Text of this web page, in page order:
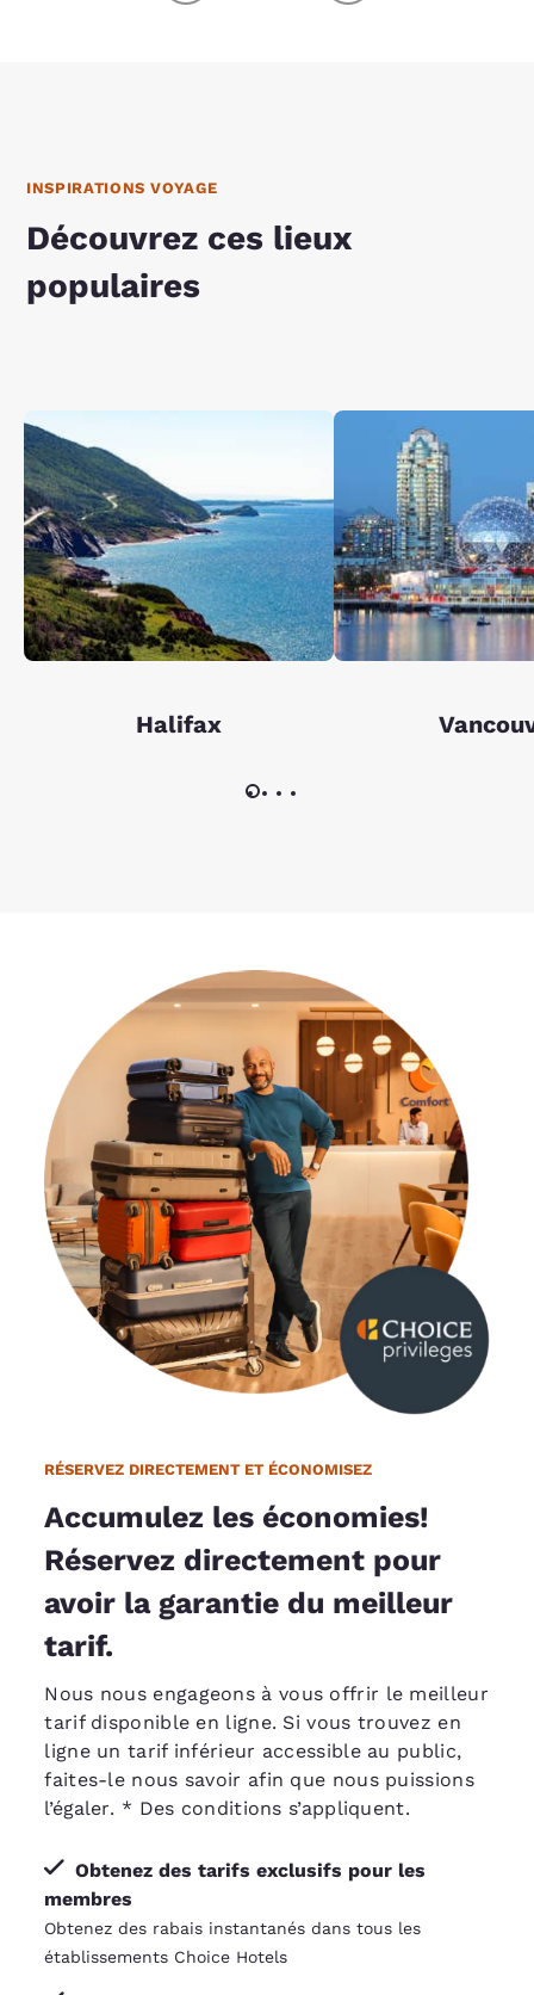
INSPIRATIONS VOYAGE
Découvrez ces lieux
populaires
Halifax
RÉSERVEZ DIRECTEMENT ET ÉCONOMISEZ
Accumulez les économies!
Réservez directement pour
avoir la garantie du meilleur
tarif.
Nous nous engageons à vous offrir le meilleur
tarif disponible en ligne. Si vous trouvez en
ligne un tarif inférieur accessible au public,
faites-le nous savoir afin que nous puissions
l’égaler. * Des conditions s’appliquent.
Obtenez des tarifs exclusifs pour les
membres
Obtenez des rabais instantanés dans tous les
établissements Choice Hotels